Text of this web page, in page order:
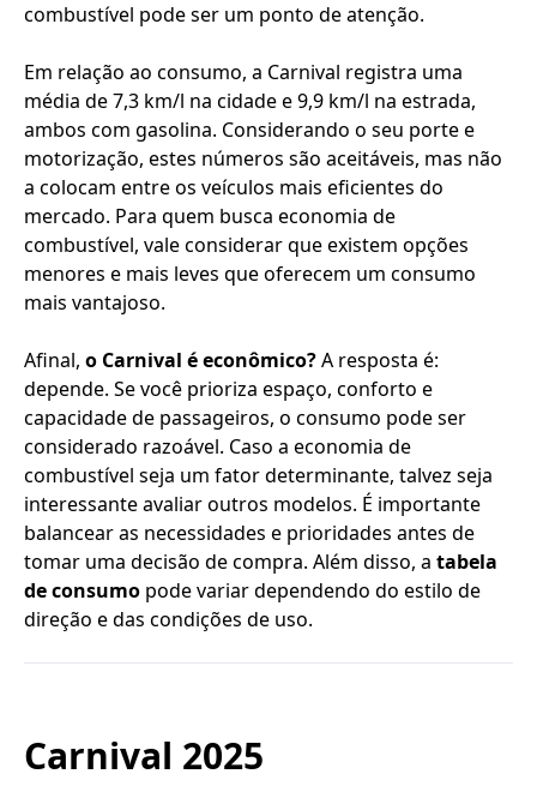
combustível pode ser um ponto de atenção.
Em relação ao consumo, a Carnival registra uma
média de 7,3 km/l na cidade e 9,9 km/l na estrada,
ambos com gasolina. Considerando o seu porte e
motorização, estes números são aceitáveis, mas não
a colocam entre os veículos mais eficientes do
mercado. Para quem busca economia de
combustível, vale considerar que existem opções
menores e mais leves que oferecem um consumo
mais vantajoso.
Afinal, o Carnival é econômico?A resposta é:
depende. Se você prioriza espaço, conforto e
capacidade de passageiros, o consumo pode ser
considerado razoável. Caso a economia de
combustível seja um fator determinante, talvez seja
interessante avaliar outros modelos. É importante
balancear as necessidades e prioridades antes de
tomar uma decisão de compra. Além disso, a tabela
de consumo pode variar dependendo do estilo de
direção e das condições de uso.
Carnival 2025